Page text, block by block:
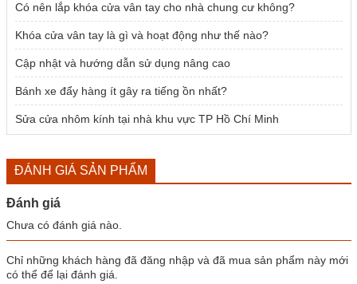
Có nên lắp khóa cửa vân tay cho nhà chung cư không?
Khóa cửa vân tay là gì và hoạt động như thế nào?
Cập nhật và hướng dẫn sử dụng nâng cao
Bánh xe đẩy hàng ít gây ra tiếng ồn nhất?
Sửa cửa nhôm kính tại nhà khu vực TP Hồ Chí Minh
ĐÁNH GIÁ SẢN PHẨM
Đánh giá
Chưa có đánh giá nào.
Chỉ những khách hàng đã đăng nhập và đã mua sản phẩm này mới
có thể để lại đánh giá.